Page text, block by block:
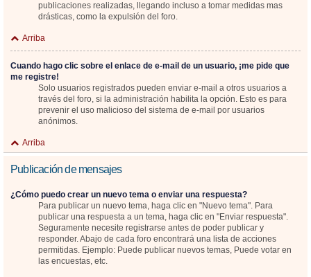
publicaciones realizadas, llegando incluso a tomar medidas mas
drásticas, como la expulsión del foro.
Arriba
Cuando hago clic sobre el enlace de e-mail de un usuario, ¡me pide que
me registre!
Solo usuarios registrados pueden enviar e-mail a otros usuarios a
través del foro, si la administración habilita la opción. Esto es para
prevenir el uso malicioso del sistema de e-mail por usuarios
anónimos.
Arriba
Publicación de mensajes
¿Cómo puedo crear un nuevo tema o enviar una respuesta?
Para publicar un nuevo tema, haga clic en "Nuevo tema". Para
publicar una respuesta a un tema, haga clic en "Enviar respuesta".
Seguramente necesite registrarse antes de poder publicar y
responder. Abajo de cada foro encontrará una lista de acciones
permitidas. Ejemplo: Puede publicar nuevos temas, Puede votar en
las encuestas, etc.